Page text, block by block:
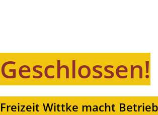
Geschlossen!
Freizeit Wittke macht